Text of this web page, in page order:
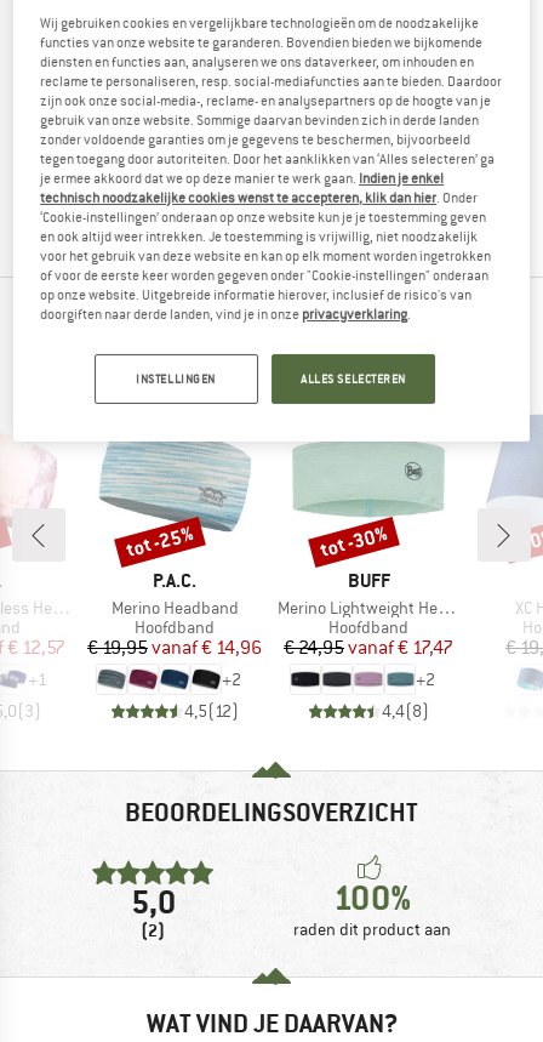
Heb je dit product al eens in handen gehad? Zin om je
mening hierover te delen?
Andere bergvrienden zijn blij om jouw feedback te lezen -
deel het met hen.
BEOORDELING SCHRIJVEN
PRODUCT KOPEN
BERGVRIENDEN DIE DIT BEKEKEN HEBBEN,
KEKEN OOK NAAR
prijs
€ 12,57
+1
(3)
MERK
P.A.C.
Artikel
Merino Headband
Productgroep
Hoofdband
Prijs
€ 19,95 Verlaagde prijs
vanaf€ 14,96
+2
4,5( 12)
Korting
tot -25%
MERK
BUFF
Artikel
Merino Lightweight Headband
Productgroep
Hoofdband
Prijs
€ 24,95 Verlaagde prijs
vanaf€ 17,47
+2
4,4(8)
Korting
tot -30%
XC
€
-
BEOORDELINGSOVERZICHT
5,0
(2)
100%
raden dit product aan
WAT VIND JE DAARVAN?
Wij gebruiken cookies en vergelijkbare technologieën om de noodzakelijke
functies van onze website te garanderen. Bovendien bieden we bijkomende
diensten en functies aan, analyseren we ons dataverkeer, om inhouden en
reclame te personaliseren, resp. social-mediafuncties aan te bieden. Daardoor
zijn ook onze social-media-, reclame- en analysepartners op de hoogte van je
gebruik van onze website. Sommige daarvan bevinden zich in derde landen
zonder voldoende garanties om je gegevens te beschermen, bijvoorbeeld
tegen toegang door autoriteiten. Door het aanklikken van ‘Alles selecteren’ ga
je ermee akkoord dat we op deze manier te werk gaan. Indien je enkel
technisch noodzakelijke cookies wenst te accepteren, klik dan hier. Onder
‘Cookie-instellingen’ onderaan op onze website kun je je toestemming geven
en ook altijd weer intrekken. Je toestemming is vrijwillig, niet noodzakelijk
voor het gebruik van deze website en kan op elk moment worden ingetrokken
of voor de eerste keer worden gegeven onder "Cookie-instellingen" onderaan
op onze website. Uitgebreide informatie hierover, inclusief de risico's van
doorgiften naar derde landen, vind je in onze privacyverklaring.
INSTELLINGEN ALLES SELECTEREN